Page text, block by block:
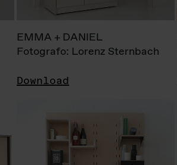
EMMA + DANIEL
Fotografo: Lorenz Sternbach
Download